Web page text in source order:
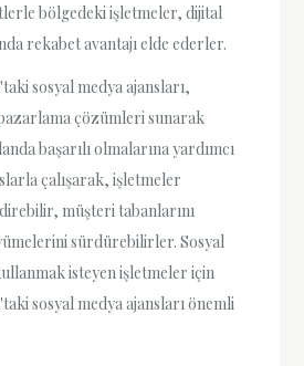
bölgedeki işletmeler, dijital
rekabet avantajı elde ederler.
sosyal medya ajansları,
çözümleri sunarak
başarılı olmalarına yardımcı
çalışarak, işletmeler
müşteri tabanlarını
sürdürebilirler. Sosyal
isteyen işletmeler için
sosyal medya ajansları önemli